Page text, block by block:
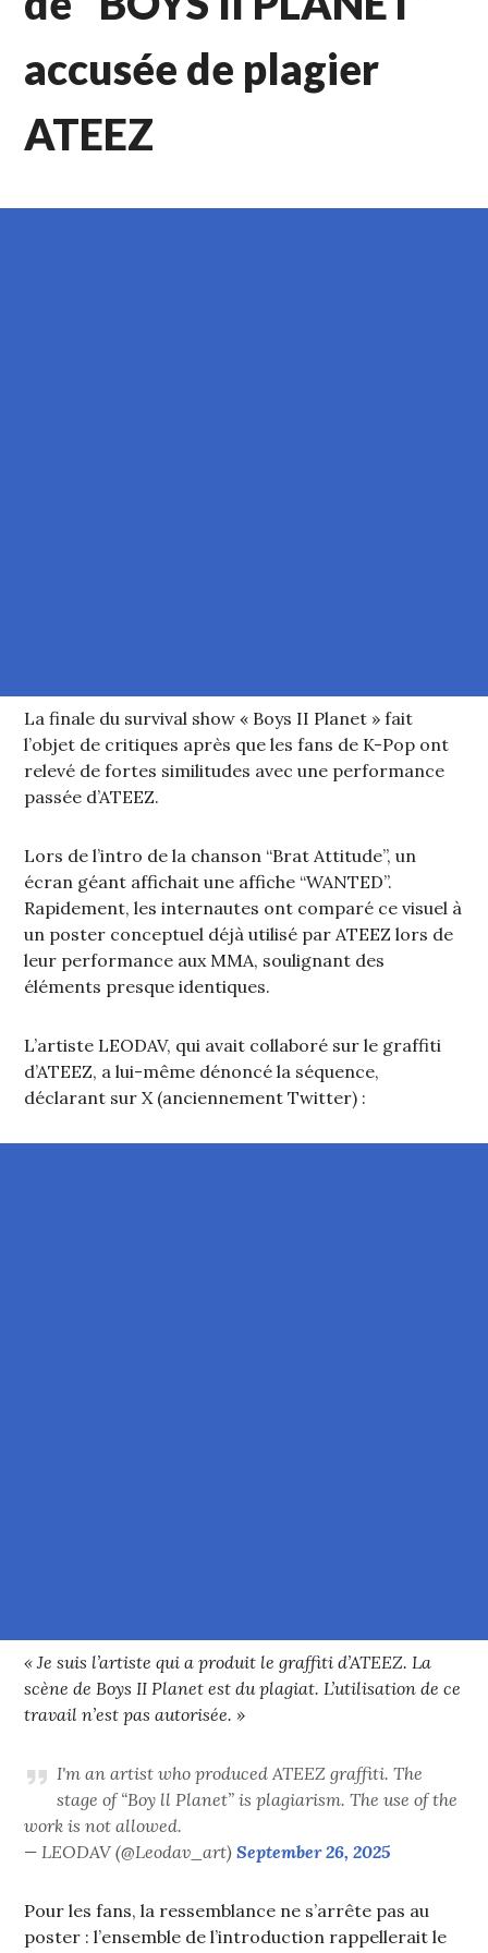
accusée de plagier
ATEEZ
La finale du survival show « Boys II Planet » fait
l’objet de critiques après que les fans de K-Pop ont
relevé de fortes similitudes avec une performance
passée d’ATEEZ.
Lors de l’intro de la chanson “Brat Attitude”, un
écran géant affichait une affiche “WANTED”.
Rapidement, les internautes ont comparé ce visuel à
un poster conceptuel déjà utilisé par ATEEZ lors de
leur performance aux MMA, soulignant des
éléments presque identiques.
L’artiste LEODAV, qui avait collaboré sur le graffiti
d’ATEEZ, a lui-même dénoncé la séquence,
déclarant sur X (anciennement Twitter) :
« Je suis l’artiste qui a produit le graffiti d’ATEEZ. La
scène de Boys II Planet est du plagiat. L’utilisation de ce
travail n’est pas autorisée. »
I'm an artist who produced ATEEZ graffiti. The
stage of “Boy ll Planet” is plagiarism. The use of the
work is not allowed.
— LEODAV (@Leodav_art)September 26, 2025
Pour les fans, la ressemblance ne s’arrête pas au
poster : l’ensemble de l’introduction rappellerait le